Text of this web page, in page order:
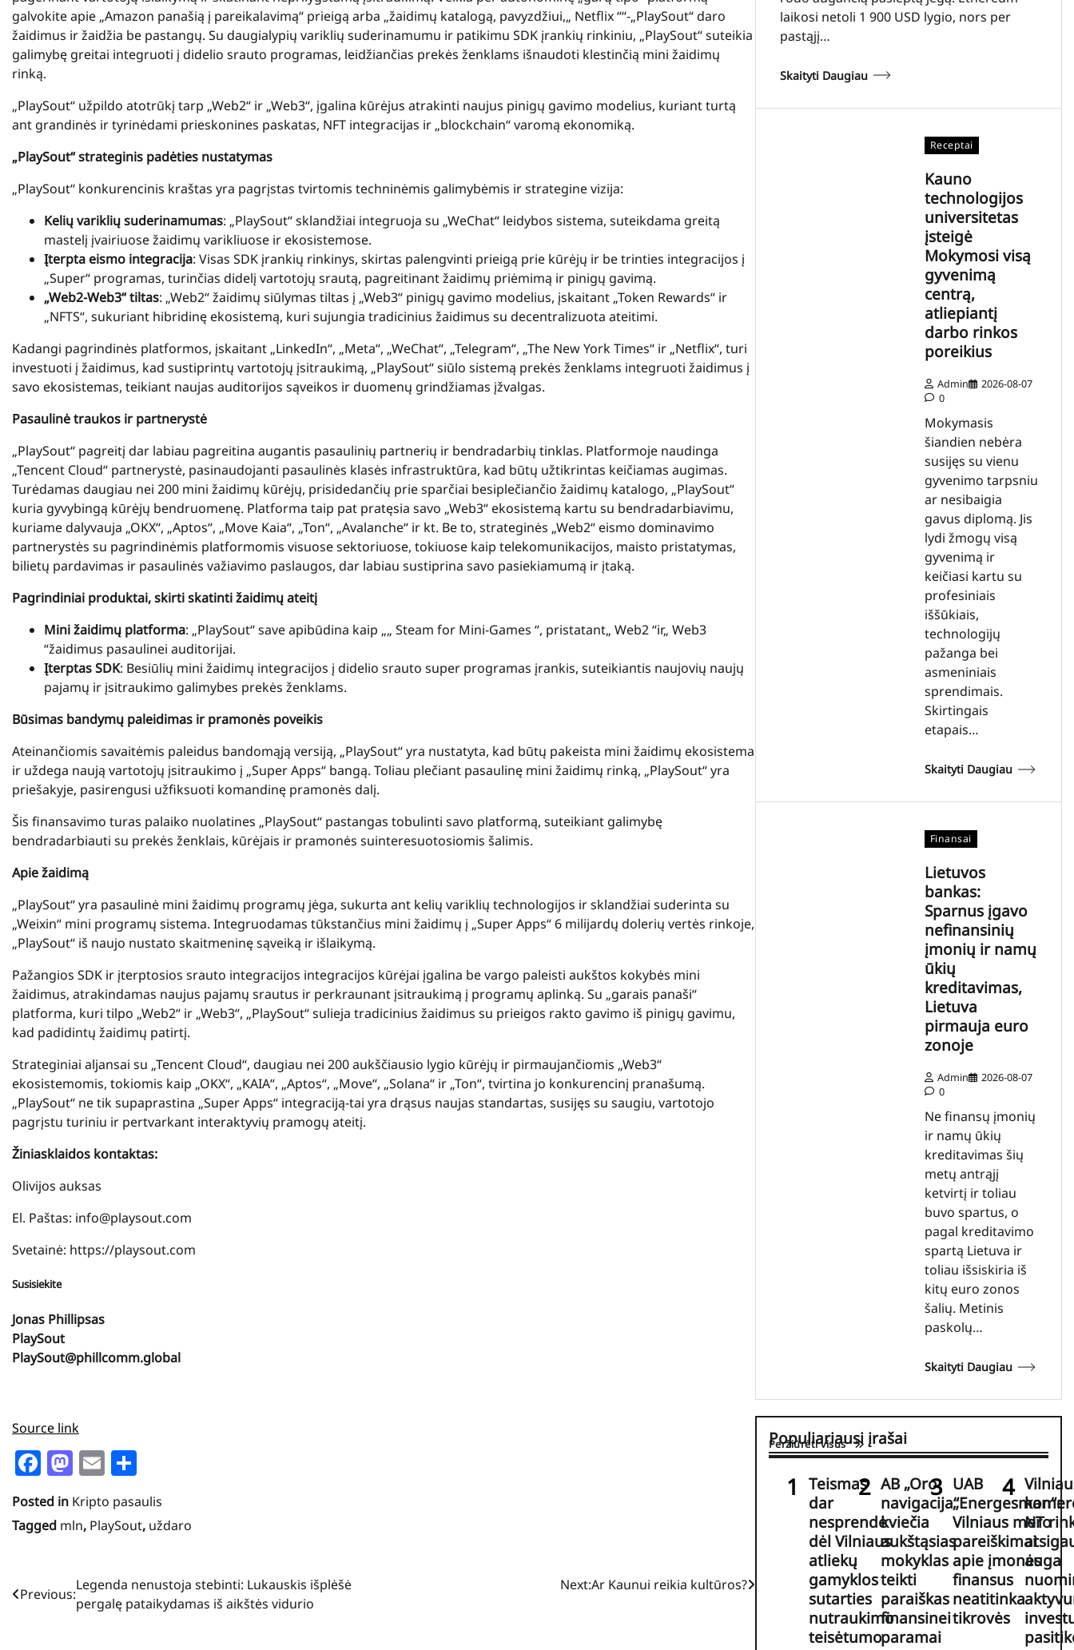
galvokite apie „Amazon panašią į pareikalavimą“ prieigą arba „žaidimų katalogą, pavyzdžiui,„ Netflix ““-„PlaySout“ daro
žaidimus ir žaidžia be pastangų. Su daugialypių variklių suderinamumu ir patikimu SDK įrankių rinkiniu, „PlaySout“ suteikia
galimybę greitai integruoti į didelio srauto programas, leidžiančias prekės ženklams išnaudoti klestinčią mini žaidimų
rinką.
„PlaySout“ užpildo atotrūkį tarp „Web2“ ir „Web3“, įgalina kūrėjus atrakinti naujus pinigų gavimo modelius, kuriant turtą
ant grandinės ir tyrinėdami prieskonines paskatas, NFT integracijas ir „blockchain“ varomą ekonomiką.
„PlaySout“ strateginis padėties nustatymas
„PlaySout“ konkurencinis kraštas yra pagrįstas tvirtomis techninėmis galimybėmis ir strategine vizija:
Kelių variklių suderinamumas: „PlaySout“ sklandžiai integruoja su „WeChat“ leidybos sistema, suteikdama greitą
mastelį įvairiuose žaidimų varikliuose ir ekosistemose.
Įterpta eismo integracija: Visas SDK įrankių rinkinys, skirtas palengvinti prieigą prie kūrėjų ir be trinties integracijos į
„Super“ programas, turinčias didelį vartotojų srautą, pagreitinant žaidimų priėmimą ir pinigų gavimą.
„Web2-Web3“ tiltas: „Web2“ žaidimų siūlymas tiltas į „Web3“ pinigų gavimo modelius, įskaitant „Token Rewards“ ir
„NFTS“, sukuriant hibridinę ekosistemą, kuri sujungia tradicinius žaidimus su decentralizuota ateitimi.
Kadangi pagrindinės platformos, įskaitant „LinkedIn“, „Meta“, „WeChat“, „Telegram“, „The New York Times“ ir „Netflix“, turi
investuoti į žaidimus, kad sustiprintų vartotojų įsitraukimą, „PlaySout“ siūlo sistemą prekės ženklams integruoti žaidimus į
savo ekosistemas, teikiant naujas auditorijos sąveikos ir duomenų grindžiamas įžvalgas.
Pasaulinė traukos ir partnerystė
„PlaySout“ pagreitį dar labiau pagreitina augantis pasaulinių partnerių ir bendradarbių tinklas. Platformoje naudinga
„Tencent Cloud“ partnerystė, pasinaudojanti pasaulinės klasės infrastruktūra, kad būtų užtikrintas keičiamas augimas.
Turėdamas daugiau nei 200 mini žaidimų kūrėjų, prisidedančių prie sparčiai besiplečiančio žaidimų katalogo, „PlaySout“
kuria gyvybingą kūrėjų bendruomenę. Platforma taip pat pratęsia savo „Web3“ ekosistemą kartu su bendradarbiavimu,
kuriame dalyvauja „OKX“, „Aptos“, „Move Kaia“, „Ton“, „Avalanche“ ir kt. Be to, strateginės „Web2“ eismo dominavimo
partnerystės su pagrindinėmis platformomis visuose sektoriuose, tokiuose kaip telekomunikacijos, maisto pristatymas,
bilietų pardavimas ir pasaulinės važiavimo paslaugos, dar labiau sustiprina savo pasiekiamumą ir įtaką.
Pagrindiniai produktai, skirti skatinti žaidimų ateitį
Mini žaidimų platforma: „PlaySout“ save apibūdina kaip „„ Steam for Mini-Games “, pristatant„ Web2 “ir„ Web3
“žaidimus pasaulinei auditorijai.
Įterptas SDK: Besiūlių mini žaidimų integracijos į didelio srauto super programas įrankis, suteikiantis naujovių naujų
pajamų ir įsitraukimo galimybes prekės ženklams.
Būsimas bandymų paleidimas ir pramonės poveikis
Ateinančiomis savaitėmis paleidus bandomąją versiją, „PlaySout“ yra nustatyta, kad būtų pakeista mini žaidimų ekosistema
ir uždega naują vartotojų įsitraukimo į „Super Apps“ bangą. Toliau plečiant pasaulinę mini žaidimų rinką, „PlaySout“ yra
priešakyje, pasirengusi užfiksuoti komandinę pramonės dalį.
Šis finansavimo turas palaiko nuolatines „PlaySout“ pastangas tobulinti savo platformą, suteikiant galimybę
bendradarbiauti su prekės ženklais, kūrėjais ir pramonės suinteresuotosiomis šalimis.
Apie žaidimą
„PlaySout“ yra pasaulinė mini žaidimų programų jėga, sukurta ant kelių variklių technologijos ir sklandžiai suderinta su
„Weixin“ mini programų sistema. Integruodamas tūkstančius mini žaidimų į „Super Apps“ 6 milijardų dolerių vertės rinkoje,
„PlaySout“ iš naujo nustato skaitmeninę sąveiką ir išlaikymą.
Pažangios SDK ir įterptosios srauto integracijos integracijos kūrėjai įgalina be vargo paleisti aukštos kokybės mini
žaidimus, atrakindamas naujus pajamų srautus ir perkraunant įsitraukimą į programų aplinką. Su „garais panaši“
platforma, kuri tilpo „Web2“ ir „Web3“, „PlaySout“ sulieja tradicinius žaidimus su prieigos rakto gavimo iš pinigų gavimu,
kad padidintų žaidimų patirtį.
Strateginiai aljansai su „Tencent Cloud“, daugiau nei 200 aukščiausio lygio kūrėjų ir pirmaujančiomis „Web3“
ekosistemomis, tokiomis kaip „OKX“, „KAIA“, „Aptos“, „Move“, „Solana“ ir „Ton“, tvirtina jo konkurencinį pranašumą.
„PlaySout“ ne tik supaprastina „Super Apps“ integraciją-tai yra drąsus naujas standartas, susijęs su saugiu, vartotojo
pagrįstu turiniu ir pertvarkant interaktyvių pramogų ateitį.
Žiniasklaidos kontaktas:
Olivijos auksas
El. Paštas: info@playsout.com
Svetainė: https://playsout.com
Susisiekite
Jonas Phillipsas
PlaySout
PlaySout@phillcomm.global
Source link
Facebook
Mastodon
Email
Posted in Kripto pasaulis
Tagged mln, PlaySout, uždaro
Navigacija
Previous:
Legenda nenustoja stebinti: Lukauskis išplėšė
pergalę pataikydamas iš aikštės vidurio
Next:Ar Kaunui reikia kultūros?
laikosi netoli 1 900 USD lygio, nors per
pastąjį…
Skaityti Daugiau
Receptai
Kauno
technologijos
universitetas
įsteigė
Mokymosi visą
gyvenimą
centrą,
atliepiantį
darbo rinkos
poreikius
Admin
2026-08-07
0
Mokymasis
šiandien nebėra
susijęs su vienu
gyvenimo tarpsniu
ar nesibaigia
gavus diplomą. Jis
lydi žmogų visą
gyvenimą ir
keičiasi kartu su
profesiniais
iššūkiais,
technologijų
pažanga bei
asmeniniais
sprendimais.
Skirtingais
etapais…
Skaityti Daugiau
Finansai
Lietuvos
bankas:
Sparnus įgavo
nefinansinių
įmonių ir namų
ūkių
kreditavimas,
Lietuva
pirmauja euro
zonoje
Admin
2026-08-07
0
Ne finansų įmonių
ir namų ūkių
kreditavimas šių
metų antrąjį
ketvirtį ir toliau
buvo spartus, o
pagal kreditavimo
spartą Lietuva ir
toliau išsiskiria iš
kitų euro zonos
šalių. Metinis
paskolų…
Skaityti Daugiau
Populiariausi įrašai
Peržiūrėti visus
Teismas
dar
nesprendė
dėl Vilniaus
atliekų
gamyklos
sutarties
nutraukimo
teisėtumo
AB „Oro
navigacija“
kviečia
aukštąsias
mokyklas
teikti
paraiškas
finansinei
paramai
UAB
„Energesman“:
Vilniaus mero
pareiškimai
apie įmonės
finansus
neatitinka
tikrovės
NT
auga